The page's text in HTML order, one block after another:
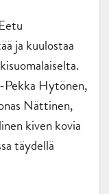
ja kuulostaa
Pekka Hytönen,
Nättinen,
kiven kovia
täydellä